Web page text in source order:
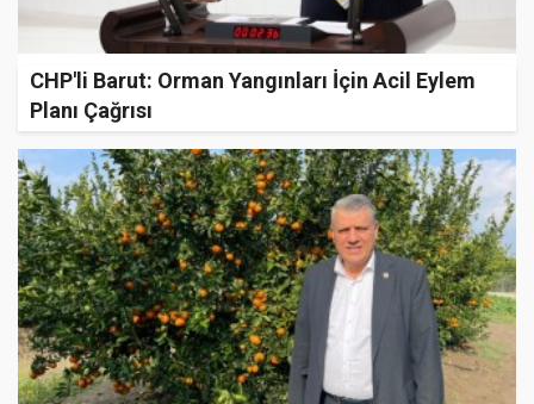
CHP'li Barut: Orman Yangınları İçin Acil Eylem
Planı Çağrısı